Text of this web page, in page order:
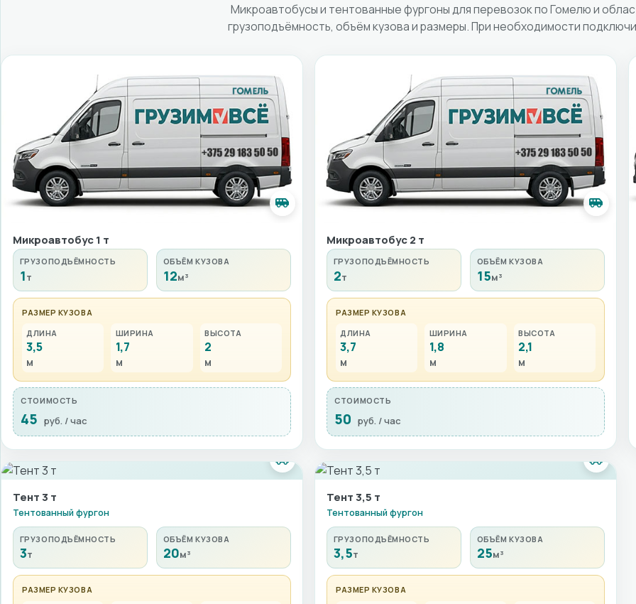
Микроавтобусы и тентованные фургоны для перевозок по Гомелю и
грузоподъёмность, объём кузова и размеры. При необходимости
Микроавтобус 1 т
ГРУЗОПОДЪЁМНОСТЬ
1т
ОБЪЁМ КУЗОВА
12м³
РАЗМЕР КУЗОВА
ДЛИНА
3,5
м
ШИРИНА
1,7
м
ВЫСОТА
2
м
СТОИМОСТЬ
45 руб. / час
Микроавтобус 2 т
ГРУЗОПОДЪЁМНОСТЬ
2т
ОБЪЁМ КУЗОВА
15м³
РАЗМЕР КУЗОВА
ДЛИНА
3,7
м
ШИРИНА
1,8
м
ВЫСОТА
2,1
м
СТОИМОСТЬ
50 руб. / час
Тент 3 т
Тентованный фургон
ГРУЗОПОДЪЁМНОСТЬ
3т
ОБЪЁМ КУЗОВА
20м³
РАЗМЕР КУЗОВА
Тент 3,5 т
Тентованный фургон
ГРУЗОПОДЪЁМНОСТЬ
3,5т
ОБЪЁМ КУЗОВА
25м³
РАЗМЕР КУЗОВА